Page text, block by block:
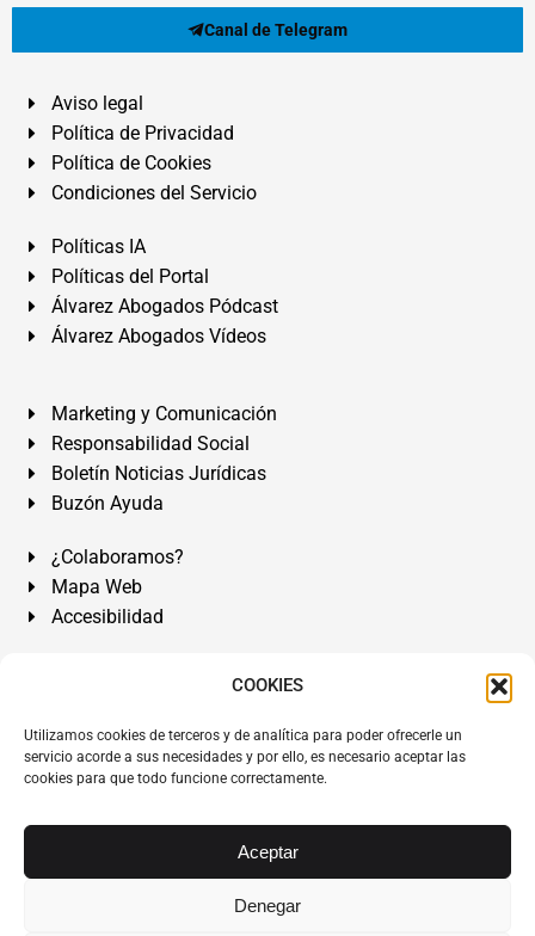
COOKIES
Utilizamos cookies de terceros y de analítica para poder ofrecerle un
servicio acorde a sus necesidades y por ello, es necesario aceptar las
cookies para que todo funcione correctamente.
Aceptar
Denegar
Canal de Telegram
Aviso legal
Política de Privacidad
Política de Cookies
Condiciones del Servicio
Políticas IA
Políticas del Portal
Álvarez Abogados Pódcast
Álvarez Abogados Vídeos
Marketing y Comunicación
Responsabilidad Social
Boletín Noticias Jurídicas
Buzón Ayuda
¿Colaboramos?
Mapa Web
Accesibilidad
Álvarez Abogados Tenerife:Calle Teobaldo Power Nº 7,
de Tenerife. Islas Canarias.
Somos Abogados especialistas del Derecho desde 1954.
Tenerife Sur .Mejores Abogados Tenerife
Abogados colegiados y ejercientes del ICATF.